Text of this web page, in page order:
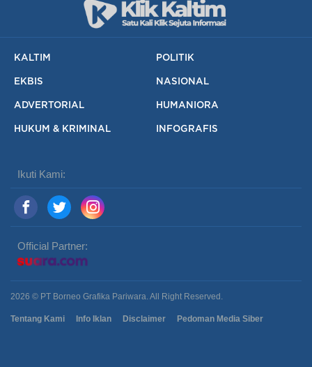
KALTIM POLITIK
EKBIS NASIONAL
ADVERTORIAL HUMANIORA
HUKUM & KRIMINAL INFOGRAFIS
Ikuti Kami:
Official Partner:
2026 © PT Borneo Grafika Pariwara. All Right Reserved.
Tentang Kami Info Iklan Disclaimer Pedoman Media Siber